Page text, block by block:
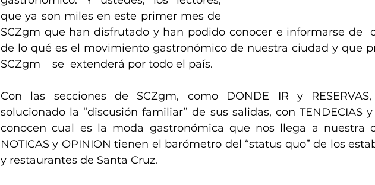
que ya son miles en este primer mes de
SCZgm que han disfrutado y han podido conocer e informarse de
de lo qué es el movimiento gastronómico de nuestra ciudad y que
SCZgm    se  extenderá por todo el país.
Con las secciones de SCZgm, como DONDE IR y
solucionado la “discusión familiar” de sus salidas, con TENDECIAS y
conocen cual es la moda gastronómica que nos llega a nuestra
NOTICAS y OPINION tienen el barómetro del “status quo” de los
y restaurantes de Santa Cruz.